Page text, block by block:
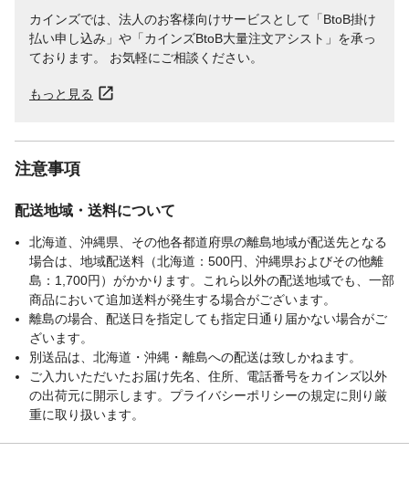
カインズでは、法人のお客様向けサービスとして「BtoB掛け
払い申し込み」や「カインズBtoB大量注文アシスト」を承っ
ております。 お気軽にご相談ください。
もっと見る
注意事項
配送地域・送料について
北海道、沖縄県、その他各都道府県の離島地域が配送先となる
場合は、地域配送料（北海道：500円、沖縄県およびその他離
島：1,700円）がかかります。これら以外の配送地域でも、一部
商品において追加送料が発生する場合がございます。
離島の場合、配送日を指定しても指定日通り届かない場合がご
ざいます。
別送品は、北海道・沖縄・離島への配送は致しかねます。
ご入力いただいたお届け先名、住所、電話番号をカインズ以外
の出荷元に開示します。プライバシーポリシーの規定に則り厳
重に取り扱います。